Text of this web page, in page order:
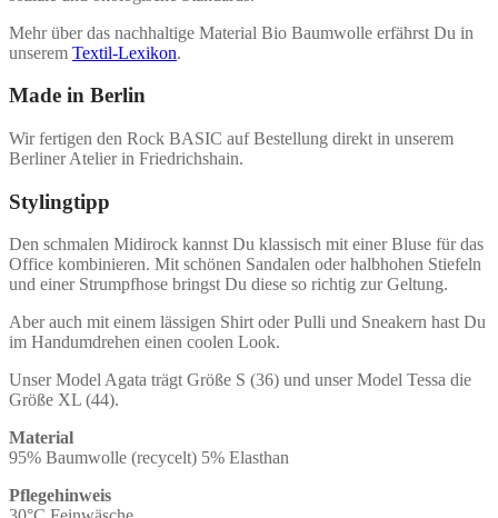
Mehr über das nachhaltige Material Bio Baumwolle erfährst Du in
unserem Textil-Lexikon.
Made in Berlin
Wir fertigen den Rock BASIC auf Bestellung direkt in unserem
Berliner Atelier in Friedrichshain.
Stylingtipp
Den schmalen Midirock kannst Du klassisch mit einer Bluse für das
Office kombinieren. Mit schönen Sandalen oder halbhohen Stiefeln
und einer Strumpfhose bringst Du diese so richtig zur Geltung.
Aber auch mit einem lässigen Shirt oder Pulli und Sneakern hast Du
im Handumdrehen einen coolen Look.
Unser Model Agata trägt Größe S (36) und unser Model Tessa die
Größe XL (44).
Material
95% Baumwolle (recycelt) 5% Elasthan
Pflegehinweis